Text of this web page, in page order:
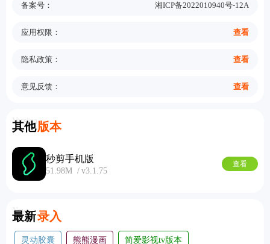
备案号： 湘ICP备2022010940号-12A
应用权限： 查看
隐私政策： 查看
意见反馈： 查看
其他版本
Version
秒剪手机版
51.98M v3.1.75
查看
最新录入
New
灵动胶囊 熊熊漫画 简爱影视tv版本